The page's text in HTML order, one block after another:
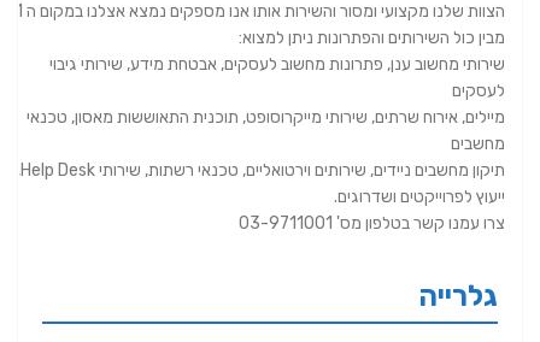
הצוות שלנו מקצועי ומסור והשירות אותו אנו מספקים נמצא אצלנו במקום ה 1
מבין כול השירותים והפתרונות ניתן למצוא:
שירותי מחשוב ענן, פתרונות מחשוב לעסקים, אבטחת מידע, שירותי גיבוי
לעסקים
מיילים, אירוח שרתים, שירותי מייקרוסופט, תוכנית התאוששות מאסון, טכנאי
מחשבים
תיקון מחשבים ניידים, שירותים וירטואליים, טכנאי רשתות, שירותי Help Desk,
ייעוץ לפרוייקטים ושדרוגים.
צרו עמנו קשר בטלפון מס' 03-9711001
גלרייה